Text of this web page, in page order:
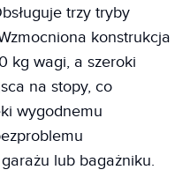
trzy tryby
konstrukcja
kg wagi, a szeroki
na stopy, co
wygodnemu
lub bagażniku.